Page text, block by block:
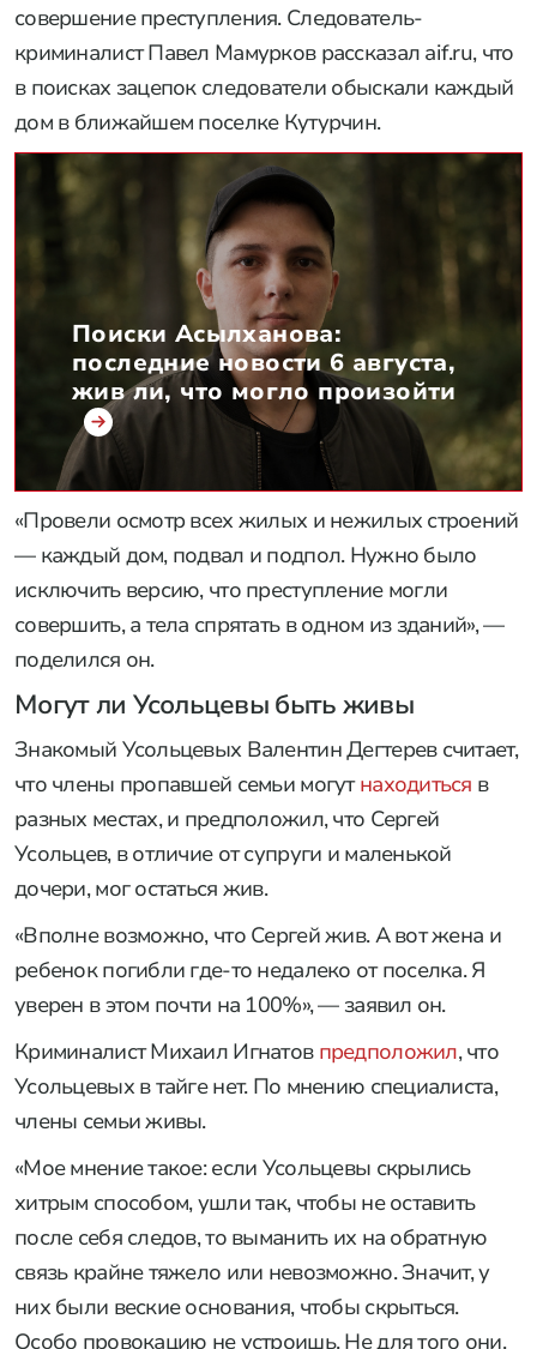
совершение преступления. Следователь-
криминалист Павел Мамурков рассказал aif.ru, что
в поисках зацепок следователи обыскали каждый
дом в ближайшем поселке Кутурчин.
Поиски Асылханова:
последние новости 6 августа,
жив ли, что могло произойти
«Провели осмотр всех жилых и нежилых строений
— каждый дом, подвал и подпол. Нужно было
исключить версию, что преступление могли
совершить, а тела спрятать в одном из зданий», —
поделился он.
Могут ли Усольцевы быть живы
Знакомый Усольцевых Валентин Дегтерев считает,
что члены пропавшей семьи могутнаходиться в
разных местах, и предположил, что Сергей
Усольцев, в отличие от супруги и маленькой
дочери, мог остаться жив.
«Вполне возможно, что Сергей жив. А вот жена и
ребенок погибли где-то недалеко от поселка. Я
уверен в этом почти на 100%», — заявил он.
Криминалист Михаил Игнатов предположил, что
Усольцевых в тайге нет. По мнению специалиста,
члены семьи живы.
«Мое мнение такое: если Усольцевы скрылись
хитрым способом, ушли так, чтобы не оставить
после себя следов, то выманить их на обратную
связь крайне тяжело или невозможно. Значит, у
них были веские основания, чтобы скрыться.
Особо провокацию не устроишь. Не для того они,